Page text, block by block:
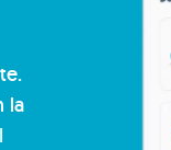
la